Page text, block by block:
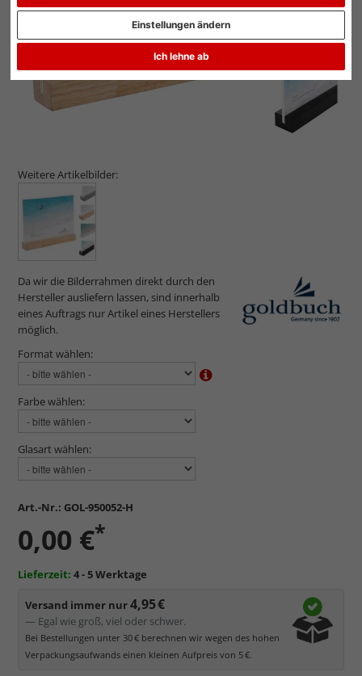
Ich lehne ab
Einstellungen ändern
Weitere Artikelbilder:
Da wir die Bilderrahmen direkt durch den
Hersteller ausliefern lassen, sind innerhalb
eines Auftrags nur Artikel eines Herstellers
möglich.
Format wählen:
Farbe wählen:
Glasart wählen:
Art.-Nr.: GOL-950052-H
0,00 €*
Lieferzeit: 4 - 5 Werktage
Versand immer nur4,95 €
— Egal wie groß, viel oder schwer.
Bei Bestellungen unter 30 € berechnen wir wegen des hohen
Verpackungsaufwands einen kleinen Aufpreis von 5 €.